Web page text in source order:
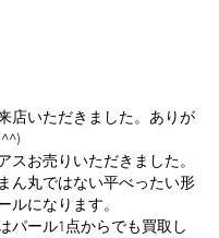
店いただきました。ありが
スお売りいただきました。
ん丸ではない平べったい形
ルになります。
パール1点からでも買取し